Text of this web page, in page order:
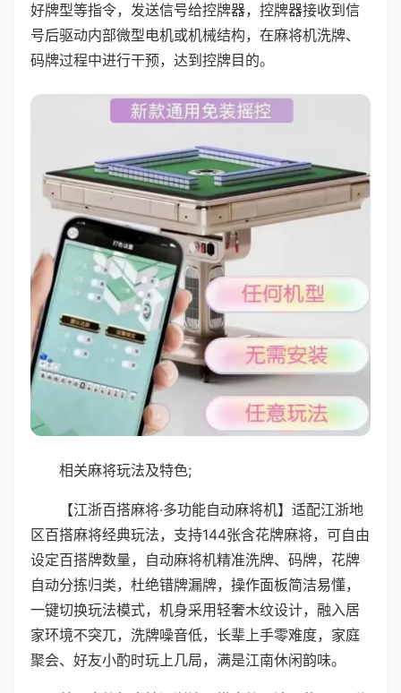
好牌型等指令，发送信号给控牌器，控牌器接收到信
号后驱动内部微型电机或机械结构，在麻将机洗牌、
码牌过程中进行干预，达到控牌目的。
相关麻将玩法及特色;
【江浙百搭麻将·多功能自动麻将机】适配江浙地
区百搭麻将经典玩法，支持144张含花牌麻将，可自由
设定百搭牌数量，自动麻将机精准洗牌、码牌，花牌
自动分拣归类，杜绝错牌漏牌，操作面板简洁易懂，
一键切换玩法模式，机身采用轻奢木纹设计，融入居
家环境不突兀，洗牌噪音低，长辈上手零难度，家庭
聚会、好友小酌时玩上几局，满是江南休闲韵味。